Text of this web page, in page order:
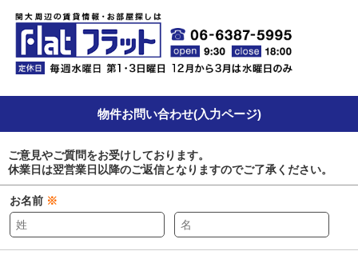
物件お問い合わせ(入力ページ)
ご意見やご質問をお受けしております。
休業日は翌営業日以降のご返信となりますのでご了承ください。
お名前 ※